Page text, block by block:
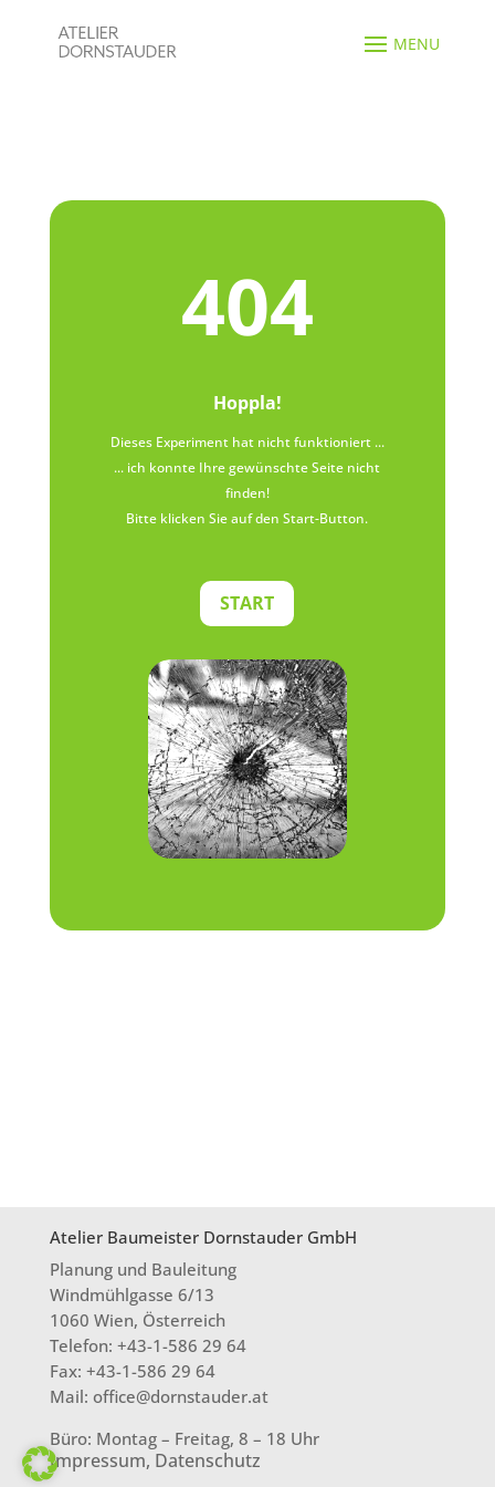
404
Hoppla!
Dieses Experiment hat nicht funktioniert ...
... ich konnte Ihre gewünschte Seite nicht
finden!
Bitte klicken Sie auf den Start-Button.
START
Atelier Baumeister Dornstauder GmbH
Planung und Bauleitung
Windmühlgasse 6/13
1060 Wien, Österreich
Telefon: +43-1-586 29 64
Fax: +43-1-586 29 64
Mail: office@dornstauder.at
Büro: Montag – Freitag, 8 – 18 Uhr
Impressum, Datenschutz